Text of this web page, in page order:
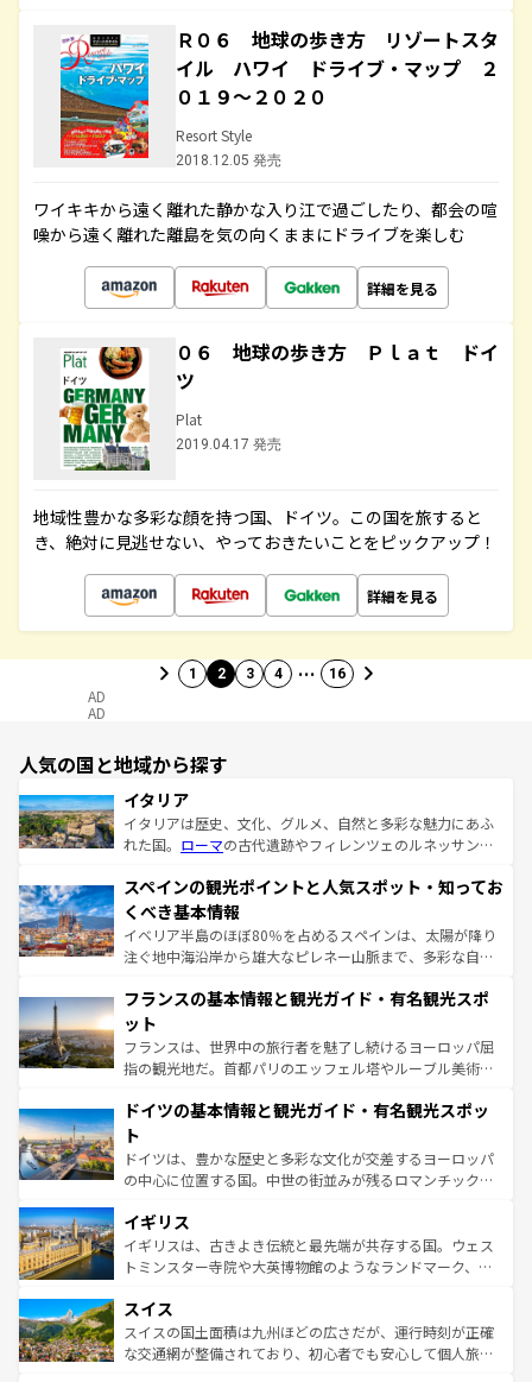
Ｒ０６ 地球の歩き方 リゾートスタ
イル ハワイ ドライブ・マップ ２
０１９～２０２０
Resort Style
2018.12.05 発売
ワイキキから遠く離れた静かな入り江で過ごしたり、都会の喧
噪から遠く離れた離島を気の向くままにドライブを楽しむ
詳細を見る
０６ 地球の歩き方 Ｐｌａｔ ドイ
ツ
Plat
2019.04.17 発売
地域性豊かな多彩な顔を持つ国、ドイツ。この国を旅すると
き、絶対に見逃せない、やっておきたいことをピックアップ！
詳細を見る
1 2 3 4 … 16
AD
AD
人気の国と地域から探す
イタリア
イタリアは歴史、文化、グルメ、自然と多彩な魅力にあふ
れた国。 ローマの古代遺跡やフィレンツェのルネッサンス
ろん、トスカーナの美しい田園風景やアマルフィ海岸の絶
景など、自然景観も見逃せない。観光の合間には、本場の
ピザやパスタなど、絶品のイタリア料理を堪能することも
できる。朝目覚めてから夜眠るまで、すべての瞬間を楽し
なお、新着のイタリア情報はコンテンツ一覧を参照してほ
しい。
スペインの観光ポイントと人気スポット・知ってお
くべき基本情報
イベリア半島のほぼ80％を占めるスペインは、太陽が降り
注ぐ地中海沿岸から雄大なピレネー山脈まで、多彩な自然
文化が根付くこの国では、情熱的なフラメンコ、熱気あふ
れる闘牛、そして美味しいタパスが生活の一部となってい
る。首都マドリードの洗練された雰囲気や、バルセロナの
アートに溢れた街角から、地方では古代ローマ遺跡や中世
せる。地方によって風土や気候が異なるスペインはその個
ンテンツ一覧 を参照してほしい。
フランスの基本情報と観光ガイド・有名観光スポ
ット
フランスは、世界中の旅行者を魅了し続けるヨーロッパ屈
指の観光地だ。首都パリのエッフェル塔やルーブル美術館
で、幅広い魅力が詰まっている。華麗な宮殿、歴史的な大
聖堂、美しいビーチ、そして豊かな自然が、訪れる者を心
から魅了する。また、フランスは美食の国としても知ら
れ、フランス料理はユネスコ無形文化遺産にも登録されて
香り高いラベンダー畑など、多彩な楽しみ方が可能だ。さ
らに、パリ以外の地域にも魅力が溢れており、どの街角に
も豊かな歴史と文化が息づいている。パリ以外の個性あふ
を参照してほしい。
ドイツの基本情報と観光ガイド・有名観光スポッ
ト
ドイツは、豊かな歴史と多彩な文化が交差するヨーロッパ
の中心に位置する国。中世の街並みが残るロマンチック街
顔を持つこの国は、どこを歩いても飽きることがない。ベ
ルリンの文化的活気、バイエルン州のアルプスの絶景、そ
してライン川沿いのワイン畑といった風景は必見。ビール
は、お酒好きな人にはぜひ体験してほしい。 なお、新着の
ドイツ情報はコンテンツ一覧を参照してほしい。
イギリス
イギリスは、古きよき伝統と最先端が共存する国。ウェス
トミンスター寺院や大英博物館のようなランドマーク、歴
リアごとに異なる魅力がある。また、優雅なアフタヌーン
ティー、ビール好きにはたまらない英国パブ、サッカー観
戦など、本場だからこそできる体験も豊富。イギリスを旅
スイス
スイスの国土面積は九州ほどの広さだが、運行時刻が正確
な交通網が整備されており、初心者でも安心して個人旅行